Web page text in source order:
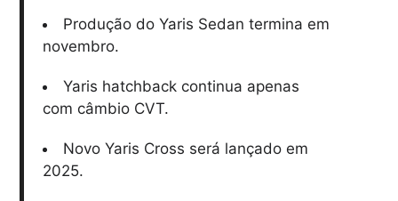
Produção do Yaris Sedan termina em
novembro.
Yaris hatchback continua apenas
com câmbio CVT.
Novo Yaris Cross será lançado em
2025.